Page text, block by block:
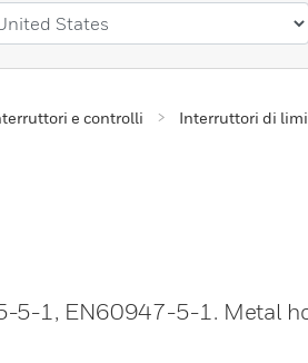
e controlli Interruttori di
5-1, EN60947-5-1. Metal